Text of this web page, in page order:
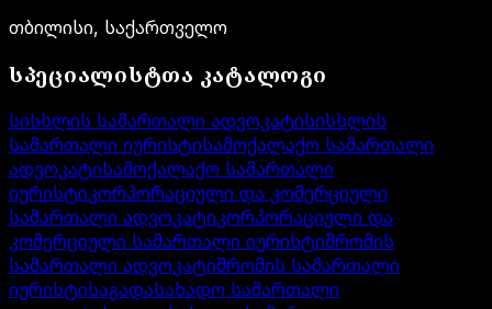
თბილისი, საქართველო
სპეციალისტთა კატალოგი
სისხლის სამართალი ადვოკატისისხლის
სამართალი იურისტისამოქალაქო სამართალი
ადვოკატისამოქალაქო სამართალი
იურისტიკორპორაციული და კომერციული
სამართალი ადვოკატიკორპორაციული და
კომერციული სამართალი იურისტიშრომის
სამართალი ადვოკატიშრომის სამართალი
იურისტისაგადასახადო სამართალი